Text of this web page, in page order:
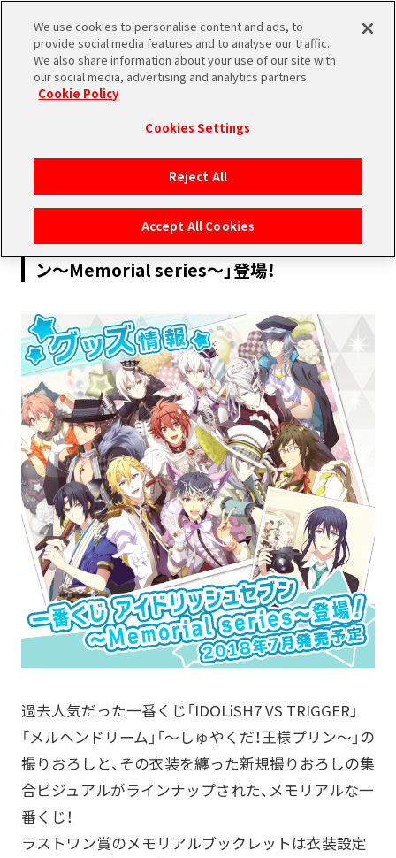
2018.04.16
PRODUCTS
【グッズ情報】「一番くじ アイドリッシュセブ
ン～Memorial series～」登場！
過去人気だった一番くじ「IDOLiSH7 VS TRIGGER」
「メルヘンドリーム」「～しゅやくだ！王様プリン～」の
撮りおろしと、その衣装を纏った新規撮りおろしの集
合ビジュアルがラインナップされた、メモリアルな一
番くじ！
ラストワン賞のメモリアルブックレットは衣装設定
We use cookies to personalise content and ads, to
provide social media features and to analyse our traffic.
We also share information about your use of our site with
our social media, advertising and analytics partners.
Cookie Policy
Cookies Settings
Reject All
Accept All Cookies